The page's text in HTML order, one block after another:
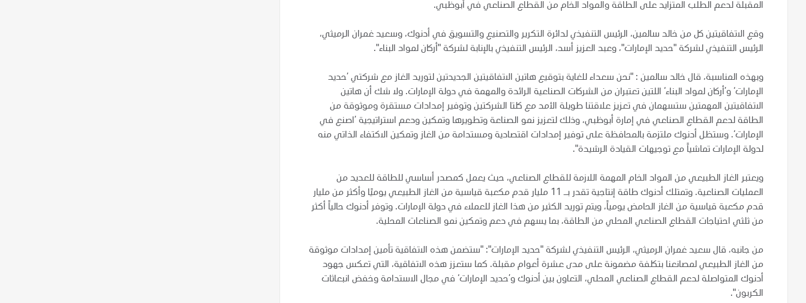
المقبلة لدعم الطلب المتزايد على الطاقة والمواد الخام من القطاع الصناعي في أبوظبي.
وقع الاتفاقيتين كل من خالد سالمين، الرئيس التنفيذي لدائرة التكرير والتصنيع والتسويق في أدنوك، وسعيد غمران الرميثي،
الرئيس التنفيذي لشركة "حديد الإمارات"، وعبد العزيز أسد، الرئيس التنفيذي بالإنابة لشركة "أركان لمواد البناء".
وبهذه المناسبة، قال خالد سالمين : "نحن سعداء للغاية بتوقيع هاتين الاتفاقيتين الجديدتين لتوريد الغاز مع شركتي ’حديد
الإمارات‘ و’أركان لمواد البناء‘ اللتين تعتبران من الشركات الصناعية الرائدة والمهمة في دولة الإمارات. ولا شك أن هاتين
الاتفاقيتين المهمتين ستسهمان في تعزيز علاقتنا طويلة الأمد مع كلتا الشركتين وتوفير إمدادات مستقرة وموثوقة من
الطاقة لدعم القطاع الصناعي في إمارة أبوظبي، وذلك لتعزيز نمو الصناعة وتطويرها وتمكين ودعم استراتيجية ’اصنع في
الإمارات‘. وستظل أدنوك ملتزمة بالمحافظة على توفير إمدادات اقتصادية ومستدامة من الغاز وتمكين الاكتفاء الذاتي منه
لدولة الإمارات تماشياً مع توجيهات القيادة الرشيدة".
ويعتبر الغاز الطبيعي من المواد الخام المهمة اللازمة للقطاع الصناعي، حيث يعمل كمصدر أساسي للطاقة للعديد من
العمليات الصناعية. وتمتلك أدنوك طاقة إنتاجية تقدر بـ 11 مليار قدم مكعبة قياسية من الغاز الطبيعي يوميًا وأكثر من مليار
قدم مكعبة قياسية من الغاز الحامض يومياً، ويتم توريد الكثير من هذا الغاز للعملاء في دولة الإمارات. وتوفر أدنوك حالياً أكثر
من ثلثي احتياجات القطاع الصناعي المحلي من الطاقة، بما يسهم في دعم وتمكين نمو الصناعات المحلية.
من جانبه، قال سعيد غمران الرميثي، الرئيس التنفيذي لشركة "حديد الإمارات": "ستضمن هذه الاتفاقية تأمين إمدادات موثوقة
من الغاز الطبيعي لمصانعنا بتكلفة مضمونة على مدى عشرة أعوام مقبلة. كما ستعزز هذه الاتفاقية، التي تعكس جهود
أدنوك المتواصلة لدعم القطاع الصناعي المحلي، التعاون بين أدنوك و’حديد الإمارات‘ في مجال الاستدامة وخفض انبعاثات
الكربون".